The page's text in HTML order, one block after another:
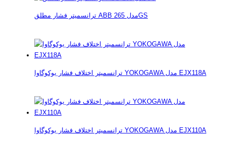
ترانسمیتر فشار مطلق ABB مدل 265GS
ترانسمیتر اختلاف فشار یوکوگاوا YOKOGAWA مدل EJX118A
ترانسمیتر اختلاف فشار یوکوگاوا YOKOGAWA مدل EJX110A